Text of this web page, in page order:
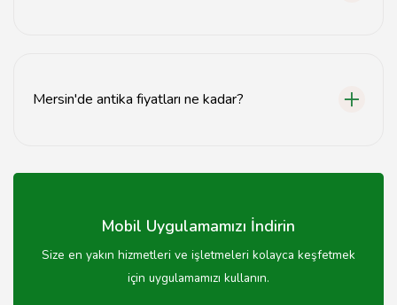
Mersin'de antika fiyatları ne kadar?
göre değişiklik göstermektedir.
Mobil Uygulamamızı İndirin
Size en yakın hizmetleri ve işletmeleri kolayca keşfetmek
için uygulamamızı kullanın.